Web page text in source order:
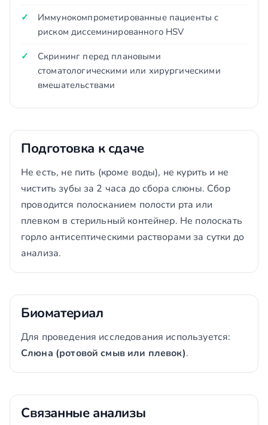
Иммунокомпрометированные пациенты с
риском диссеминированного HSV
Скрининг перед плановыми
стоматологическими или хирургическими
вмешательствами
Подготовка к сдаче
Не есть, не пить (кроме воды), не курить и не
чистить зубы за 2 часа до сбора слюны. Сбор
проводится полосканием полости рта или
плевком в стерильный контейнер. Не полоскать
горло антисептическими растворами за сутки до
анализа.
Биоматериал
Для проведения исследования используется:
Слюна (ротовой смыв или плевок).
Связанные анализы